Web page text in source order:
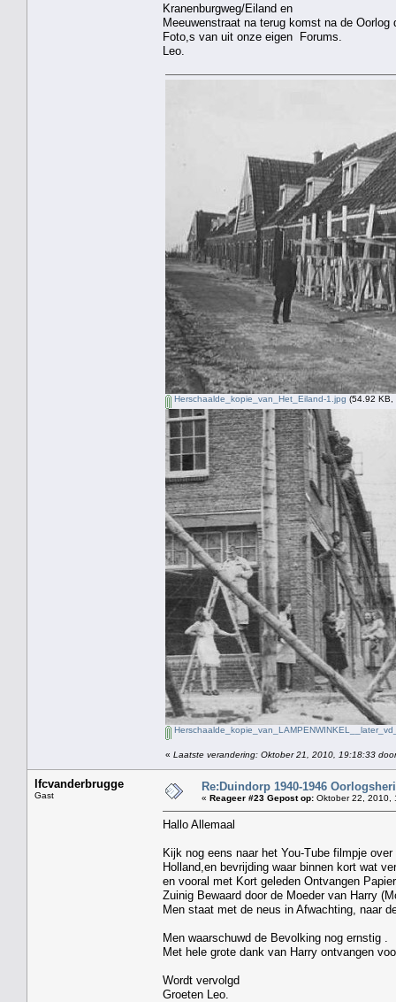
Kranenburgweg/Eiland en
Meeuwenstraat na terug komst na de Oorlog
Foto,s van uit onze eigen Forums.
Leo.
Herschaalde_kopie_van_Het_Eiland-1.jpg (54.92 KB,
« Laatste verandering: Oktober 21, 2010, 19:18:33
lfcvanderbrugge
Gast
Re:Duindorp 1940-1946
« Reageer #23 Gepost op: Oktober 22, 2010,
Hallo Allemaal
Kijk nog eens naar het You-Tube filmpje
Holland,en bevrijding waar binnen kort wat
en vooral met Kort geleden Ontvangen
Zuinig Bewaard door de Moeder van Harry
Men staat met de neus in Afwachting, naar
Men waarschuwd de Bevolking nog ernstig .
Met hele grote dank van Harry ontvangen
Wordt vervolgd
Groeten Leo.